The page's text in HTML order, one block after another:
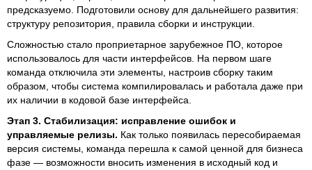
предсказуемо. Подготовили основу для дальнейшего развития:
структуру репозитория, правила сборки и инструкции.
Сложностью стало проприетарное зарубежное ПО, которое
использовалось для части интерфейсов. На первом шаге
команда отключила эти элементы, настроив сборку таким
образом, чтобы система компилировалась и работала даже при
их наличии в кодовой базе интерфейса.
Этап 3. Стабилизация: исправление ошибок и
управляемые релизы. Как только появилась пересобираемая
версия системы, команда перешла к самой ценной для бизнеса
фазе — возможности вносить изменения в исходный код и